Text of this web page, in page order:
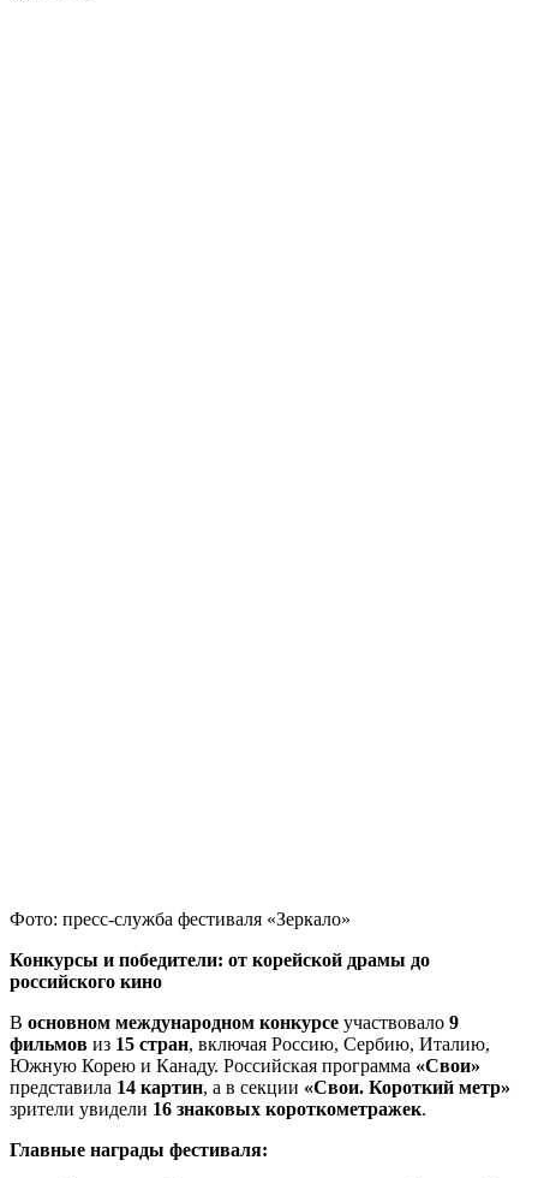
Фото: пресс-служба фестиваля «Зеркало»
Конкурсы и победители: от корейской драмы до
российского кино
В основном международном конкурсе участвовало 9
фильмов из 15 стран, включая Россию, Сербию, Италию,
Южную Корею и Канаду. Российская программа «Свои»
представила 14 картин, а в секции «Свои. Короткий метр»
зрители увидели 16 знаковых короткометражек.
Главные награды фестиваля: